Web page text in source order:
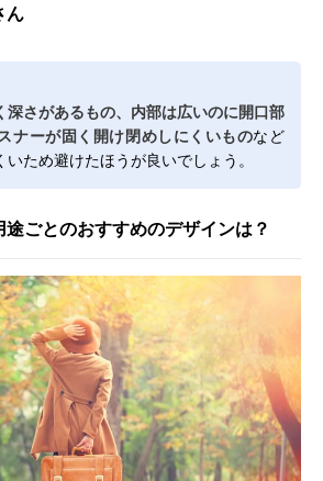
ん
深さがあるもの、内部は広いのに開口部
ナーが固く開け閉めしにくいものなど
ため避けたほうが良いでしょう。
ごとのおすすめのデザインは？